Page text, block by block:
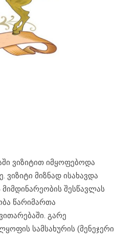
ვიზიტით იმყოფებოდა
ვიზიტი მიზნად ისახავდა
შესწავლას
წარიმართა
გარე
სამსახურის (მენეჯერი